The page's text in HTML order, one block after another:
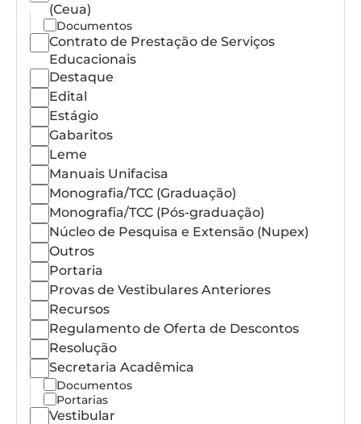
(Ceua)
Documentos
Contrato de Prestação de Serviços
Educacionais
Destaque
Edital
Estágio
Gabaritos
Leme
Manuais Unifacisa
Monografia/TCC (Graduação)
Monografia/TCC (Pós-graduação)
Núcleo de Pesquisa e Extensão (Nupex)
Outros
Portaria
Provas de Vestibulares Anteriores
Recursos
Regulamento de Oferta de Descontos
Resolução
Secretaria Acadêmica
Documentos
Portarias
Vestibular